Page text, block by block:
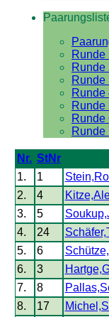
Runde
Runde
Runde
Runde
Runde
Runde
Runde
Nr. StNr
1.
1
2.
4
3.
5
4.
24
5.
6
6.
3
7.
8
8.
17